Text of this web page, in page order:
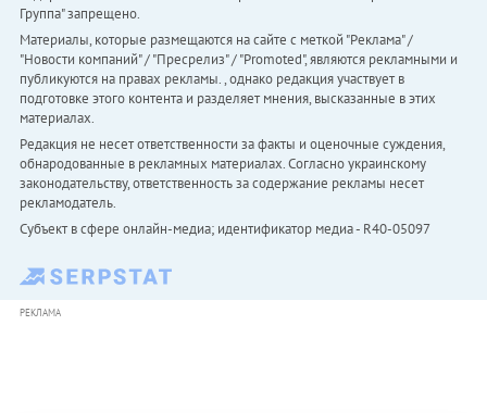
Группа" запрещено.
Материалы, которые размещаются на сайте с меткой "Реклама" /
"Новости компаний" / "Пресрелиз" / "Promoted", являются рекламными и
публикуются на правах рекламы. , однако редакция участвует в
подготовке этого контента и разделяет мнения, высказанные в этих
материалах.
Редакция не несет ответственности за факты и оценочные суждения,
обнародованные в рекламных материалах. Согласно украинскому
законодательству, ответственность за содержание рекламы несет
рекламодатель.
Субъект в сфере онлайн-медиа; идентификатор медиа - R40-05097
РЕКЛАМА